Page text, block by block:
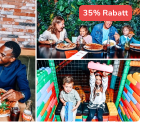
35% Rabatt